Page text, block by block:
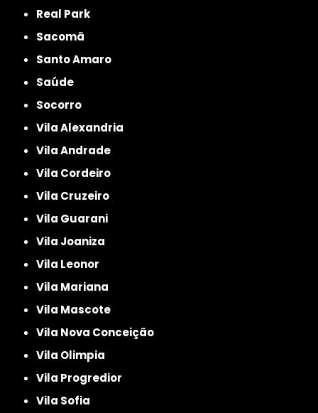
Real Park
Sacomã
Santo Amaro
Saúde
Socorro
Vila Alexandria
Vila Andrade
Vila Cordeiro
Vila Cruzeiro
Vila Guarani
Vila Joaniza
Vila Leonor
Vila Mariana
Vila Mascote
Vila Nova Conceição
Vila Olimpia
Vila Progredior
Vila Sofia